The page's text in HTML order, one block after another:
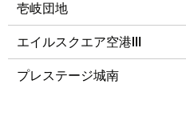
壱岐団地
エイルスクエア空港Ⅲ
プレステージ城南